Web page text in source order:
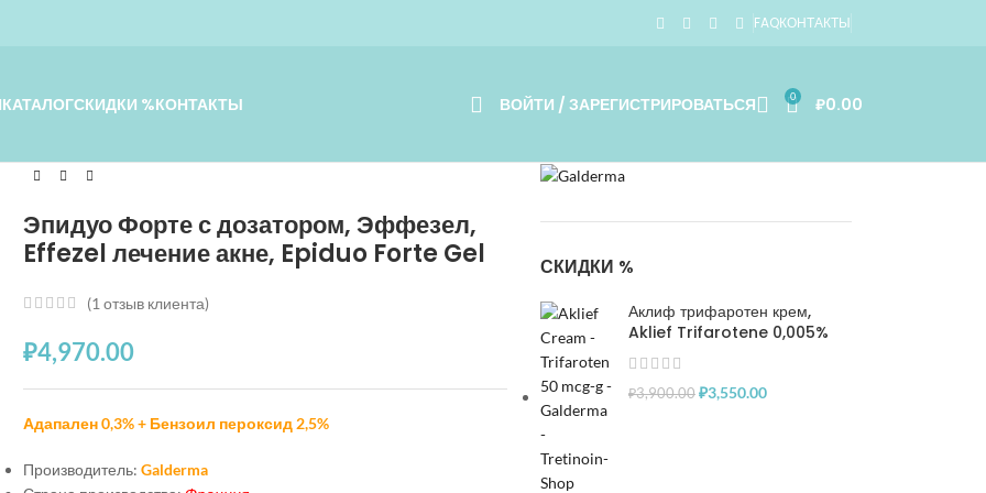
FAQКОНТАКТЫ
КАТАЛОГСКИДКИ %КОНТАКТЫ ВОЙТИ / ЗАРЕГИСТРИРОВАТЬСЯ 0 ₽0.00
Эпидуо Форте с дозатором, Эффезел,
Effezel лечение акне, Epiduo Forte Gel
(1отзыв клиента)
₽4,970.00
Адапален 0,3% + Бензоил пероксид 2,5%
Производитель:Galderma
СКИДКИ %
Аклиф трифаротен крем,
Aklief Trifarotene 0,005%
₽3,900.00 ₽3,550.00